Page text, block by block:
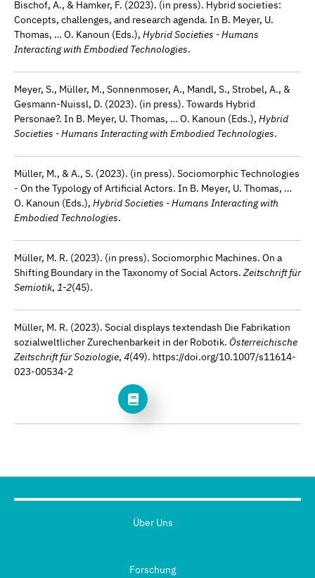
Bischof, A., & Hamker, F. (2023). (in press). Hybrid societies:
Concepts, challenges, and research agenda. In B. Meyer, U.
Thomas, … O. Kanoun (Eds.), Hybrid Societies - Humans
Interacting with Embodied Technologies.
Meyer, S., Müller, M., Sonnenmoser, A., Mandl, S., Strobel, A., &
Gesmann-Nuissl, D. (2023). (in press). Towards Hybrid
Personae?. In B. Meyer, U. Thomas, … O. Kanoun (Eds.), Hybrid
Societies - Humans Interacting with Embodied Technologies.
Müller, M., & A., S. (2023). (in press). Sociomorphic Technologies
- On the Typology of Artificial Actors. In B. Meyer, U. Thomas, …
O. Kanoun (Eds.), Hybrid Societies - Humans Interacting with
Embodied Technologies.
Müller, M. R. (2023). (in press). Sociomorphic Machines. On a
Shifting Boundary in the Taxonomy of Social Actors.Zeitschrift für
Semiotik, 1-2(45).
Müller, M. R. (2023). Social displays textendash Die Fabrikation
sozialweltlicher Zurechenbarkeit in der Robotik. Österreichische
Zeitschrift für Soziologie, 4(49). https://doi.org/10.1007/s11614-
023-00534-2
Über Uns
Forschung